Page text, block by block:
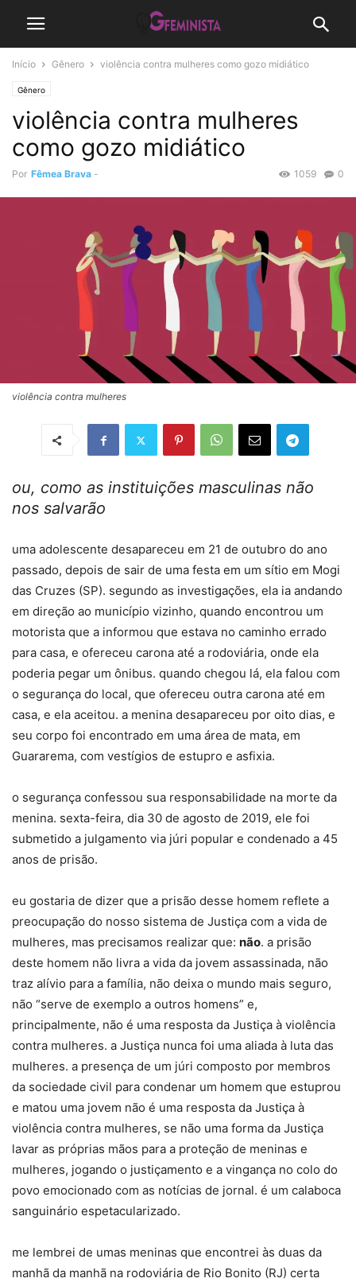
Início Gênero violência contra mulheres como gozo midiático
Gênero
violência contra mulheres
como gozo midiático
Por Fêmea Brava - 0
1059
violência contra mulheres
ou, como as instituições masculinas não
nos salvarão
uma adolescente desapareceu em 21 de outubro do ano
passado, depois de sair de uma festa em um sítio em Mogi
das Cruzes (SP). segundo as investigações, ela ia andando
em direção ao município vizinho, quando encontrou um
motorista que a informou que estava no caminho errado
para casa, e ofereceu carona até a rodoviária, onde ela
poderia pegar um ônibus. quando chegou lá, ela falou com
o segurança do local, que ofereceu outra carona até em
casa, e ela aceitou. a menina desapareceu por oito dias, e
seu corpo foi encontrado em uma área de mata, em
Guararema, com vestígios de estupro e asfixia.
o segurança confessou sua responsabilidade na morte da
menina. sexta-feira, dia 30 de agosto de 2019, ele foi
submetido a julgamento via júri popular e condenado a 45
anos de prisão.
eu gostaria de dizer que a prisão desse homem reflete a
preocupação do nosso sistema de Justiça com a vida de
mulheres, mas precisamos realizar que: não. a prisão
deste homem não livra a vida da jovem assassinada, não
traz alívio para a família, não deixa o mundo mais seguro,
não “serve de exemplo a outros homens” e,
principalmente, não é uma resposta da Justiça à violência
contra mulheres. a Justiça nunca foi uma aliada à luta das
mulheres. a presença de um júri composto por membros
da sociedade civil para condenar um homem que estuprou
e matou uma jovem não é uma resposta da Justiça à
violência contra mulheres, se não uma forma da Justiça
lavar as próprias mãos para a proteção de meninas e
mulheres, jogando o justiçamento e a vingança no colo do
povo emocionado com as notícias de jornal. é um calaboca
sanguinário espetacularizado.
me lembrei de umas meninas que encontrei às duas da
manhã da manhã na rodoviária de Rio Bonito (RJ) certa